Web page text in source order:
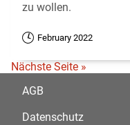
zu wollen.
February 2022
Nächste Seite »
AGB
Datenschutz